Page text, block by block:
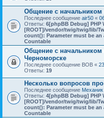
Общение с начальником
Последнее сообщение air50 «
Ответы: 6[phpBB Debug] PHP
[ROOT]/vendor/twig/twig/lib/
count(): Parameter must be
Countable
Общение с начальником
Черноморске
Последнее сообщение ВОВ «
Ответы: 19
Несколько вопросов
Последнее сообщение Механик
Ответы: 4[phpBB Debug] PHP
[ROOT]/vendor/twig/twig/lib/
count(): Parameter must be
Countable